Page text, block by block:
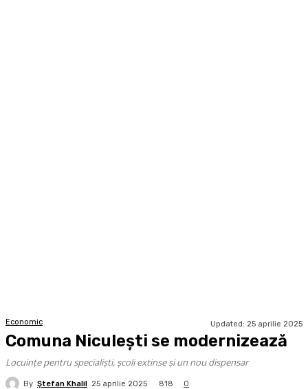
Economic Updated: 25 aprilie 2025
Comuna Niculești se modernizează
Locuințe pentru specialiști, școli extinse și un nou dispensar
By Ştefan Khalil 25 aprilie 2025 818 0